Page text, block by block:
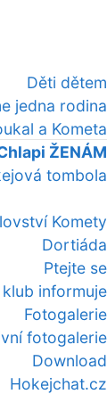
Děti dětem
jedna rodina
a Kometa
ŽENÁM
tombola
Komety
Dortiáda
Ptejte se
klub informuje
Fotogalerie
fotogalerie
Download
Hokejchat.cz